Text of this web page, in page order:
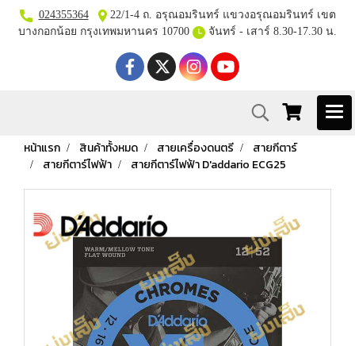
024355364
22/1-4 ถ. อรุณอมรินทร์ แขวงอรุณอมรินทร์ เขต
บางกอกน้อย กรุงเทพมหานคร 10700
จันทร์ - เสาร์ 8.30-17.30 น.
หน้าแรก สินค้าทั้งหมด สายเครื่องดนตรี
สายกีตาร์
สายกีตาร์ไฟฟ้า
สายกีตาร์ไฟฟ้า D'addario ECG25